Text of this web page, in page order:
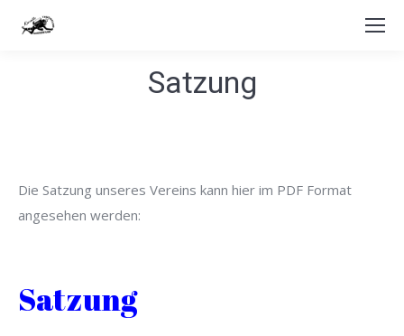
Satzung
Die Satzung unseres Vereins kann hier im PDF Format
angesehen werden:
Satzung